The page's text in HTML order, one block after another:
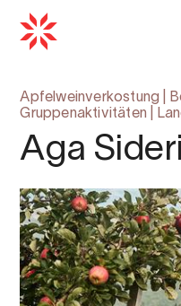
Apfelweinverkostung
Gruppenaktivitäten
Aga Sideri